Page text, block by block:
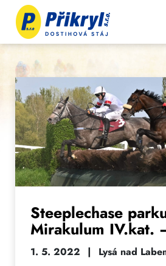
Steeplechase
Mirakulum IV.kat.
1. 5. 2022 |
Lysá nad